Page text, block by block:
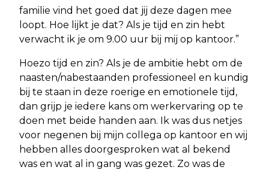
familie vind het goed dat jij deze dagen mee
loopt. Hoe lijkt je dat? Als je tijd en zin hebt
verwacht ik je om 9.00 uur bij mij op kantoor.”
Hoezo tijd en zin? Als je de ambitie hebt om de
naasten/nabestaanden professioneel en kundig
bij te staan in deze roerige en emotionele tijd,
dan grijp je iedere kans om werkervaring op te
doen met beide handen aan. Ik was dus netjes
voor negenen bij mijn collega op kantoor en wij
hebben alles doorgesproken wat al bekend
was en wat al in gang was gezet. Zo was de